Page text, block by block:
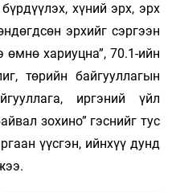
хүний эрх, эрх
эрхийг сэргээн
өмнө хариуцна”, 70.1-ийн
төрийн байгууллагын
иргэний үйл
зохино” гэснийг тус
үүсгэн, ийнхүү дунд